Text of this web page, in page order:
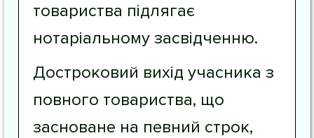
товариства підлягає
нотаріальному засвідченню.
Достроковий вихід учасника з
повного товариства, що
засноване на певний строк,